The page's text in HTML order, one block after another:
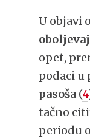
U objavi
opet,
podaci u
pasoša (4
tačno
periodu